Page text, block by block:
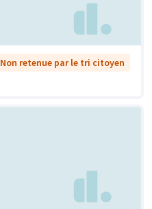
Non retenue par le tri citoyen